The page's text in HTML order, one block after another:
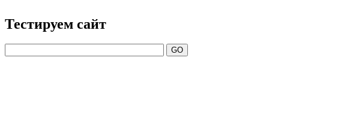
Тестируем сайт